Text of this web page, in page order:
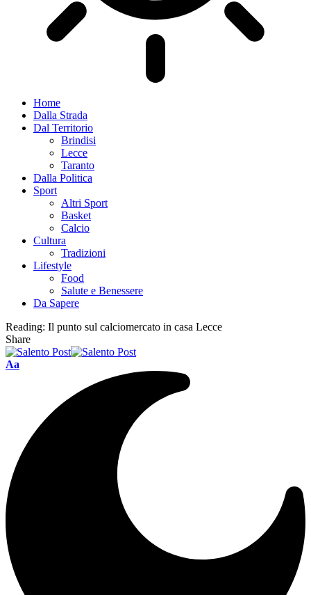
Home
Dalla Strada
Dal Territorio
Brindisi
Lecce
Taranto
Dalla Politica
Sport
Altri Sport
Basket
Calcio
Cultura
Tradizioni
Lifestyle
Food
Salute e Benessere
Da Sapere
Reading: Il punto sul calciomercato in casa Lecce
Share
Aa